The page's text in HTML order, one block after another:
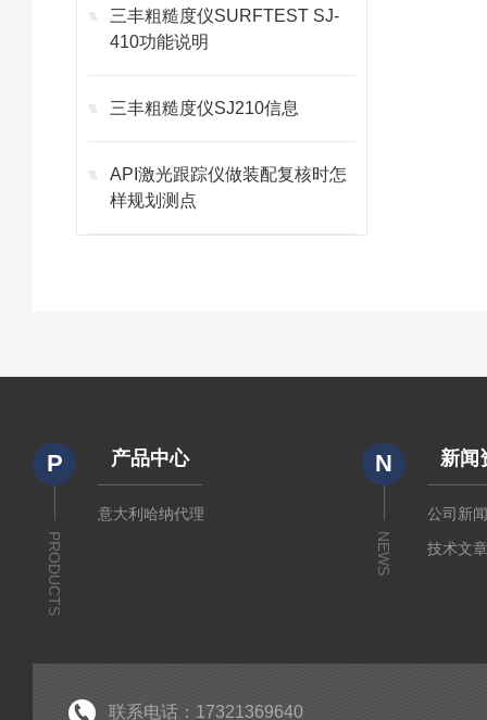
三丰粗糙度仪SURFTEST SJ-
410功能说明
三丰粗糙度仪SJ210信息
API激光跟踪仪做装配复核时怎
样规划测点
P
PRODUCTS
产品中心
意大利哈纳代理
N
NEWS
新闻
公司新
技术文
联系电话：17321369640